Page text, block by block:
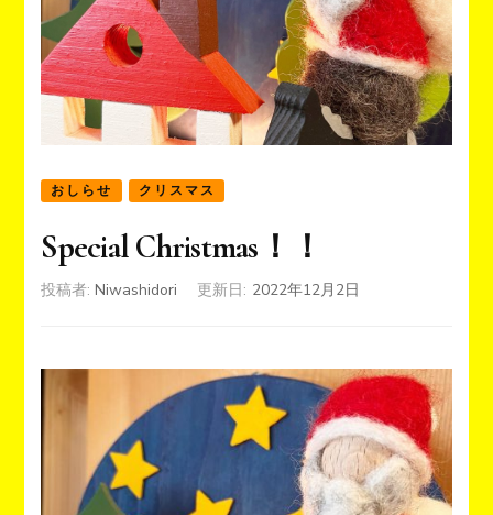
おしらせ クリスマス
Special Christmas！！
投稿者:Niwashidori 更新日: 2022年12月2日